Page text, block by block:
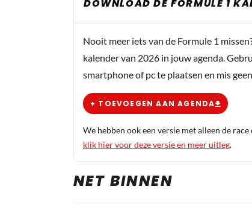
DOWNLOAD DE FORMULE 1
Nooit meer iets van de Formule 1
kalender van 2026 in jouw agenda.
smartphone of pc te plaatsen en mis
+ TOEVOEGEN AAN AGENDA
We hebben ook een versie met alleen de
klik hier voor deze versie en meer uitleg.
NET BINNEN